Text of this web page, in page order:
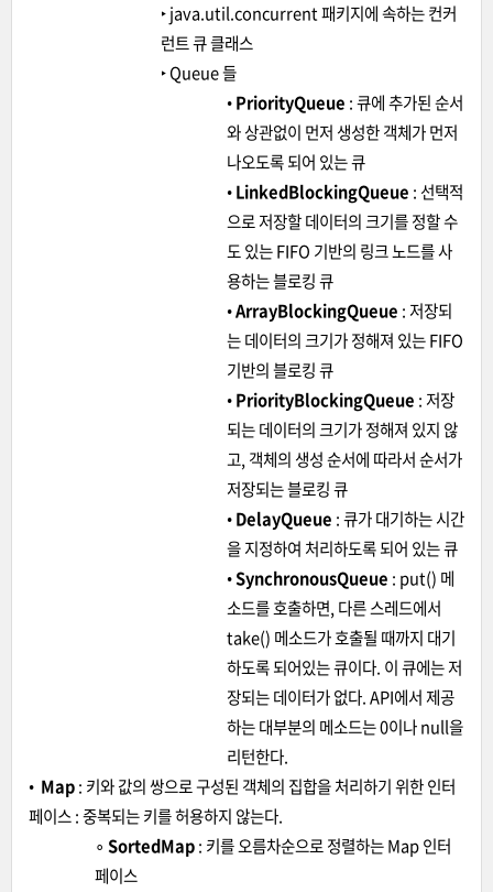
‣ java.util.concurrent 패키지에 속하는 컨커
런트 큐 클래스
‣ Queue 들
•PriorityQueue : 큐에 추가된 순서
와 상관없이 먼저 생성한 객체가 먼저
나오도록 되어 있는 큐
•LinkedBlockingQueue : 선택적
으로 저장할 데이터의 크기를 정할 수
도 있는 FIFO 기반의 링크 노드를 사
용하는 블로킹 큐
•ArrayBlockingQueue : 저장되
는 데이터의 크기가 정해져 있는 FIFO
기반의 블로킹 큐
•PriorityBlockingQueue : 저장
되는 데이터의 크기가 정해져 있지 않
고, 객체의 생성 순서에 따라서 순서가
저장되는 블로킹 큐
•DelayQueue : 큐가 대기하는 시간
을 지정하여 처리하도록 되어 있는 큐
•SynchronousQueue : put() 메
소드를 호출하면, 다른 스레드에서
take() 메소드가 호출될 때까지 대기
하도록 되어있는 큐이다. 이 큐에는 저
장되는 데이터가 없다. API에서 제공
하는 대부분의 메소드는 0이나 null을
리턴한다.
• Map: 키와 값의 쌍으로 구성된 객체의 집합을 처리하기 위한 인터
페이스 : 중복되는 키를 허용하지 않는다.
∘ SortedMap: 키를 오름차순으로 정렬하는 Map 인터
페이스